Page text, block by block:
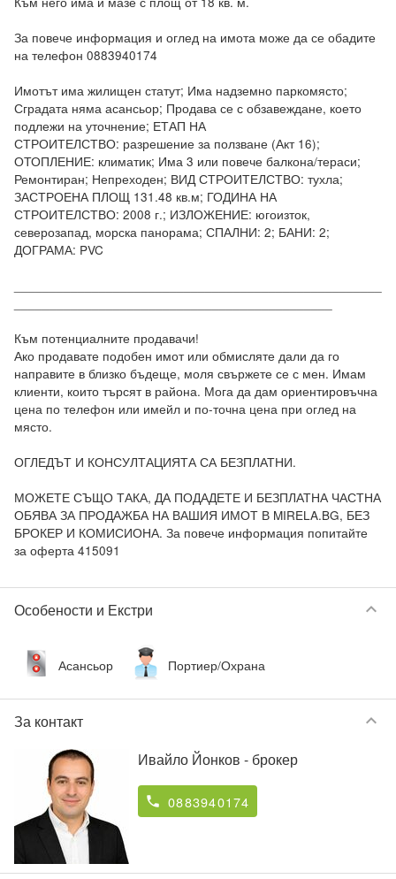
За повече информация и оглед на имота може да се обадите
на телефон 0883940174
Имотът има жилищен статут; Има надземно паркомясто;
Сградата няма асансьор; Продава се с обзавеждане, което
подлежи на уточнение; ЕТАП НА
СТРОИТЕЛСТВО: разрешение за ползване (Акт 16);
ОТОПЛЕНИЕ: климатик; Има 3 или повече балкона/тераси;
Ремонтиран; Непреходен; ВИД СТРОИТЕЛСТВО: тухла;
ЗАСТРОЕНА ПЛОЩ 131.48 кв.м; ГОДИНА НА
СТРОИТЕЛСТВО: 2008 г.; ИЗЛОЖЕНИЕ: югоизток,
северозапад, морска панорама; СПАЛНИ: 2; БАНИ: 2;
ДОГРАМА: PVC
Към потенциалните продавачи!
Ако продавате подобен имот или обмисляте дали да го
направите в близко бъдеще, моля свържете се с мен. Имам
клиенти, които търсят в района. Мога да дам ориентировъчна
цена по телефон или имейл и по-точна цена при оглед на
място.
ОГЛЕДЪТ И КОНСУЛТАЦИЯТА СА БЕЗПЛАТНИ.
МОЖЕТЕ СЪЩО ТАКА, ДА ПОДАДЕТЕ И БЕЗПЛАТНА ЧАСТНА
ОБЯВА ЗА ПРОДАЖБА НА ВАШИЯ ИМОТ В MIRELA.BG, БЕЗ
БРОКЕР И КОМИСИОНА. За повече информация попитайте
за оферта 415091
Особености и Екстри keyboard_arrow_down
Асансьор Портиер/Охрана
За контакт keyboard_arrow_down
Ивайло Йонков - брокер
phone 0883940174